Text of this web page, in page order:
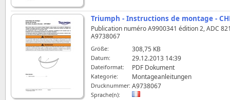
Triumph - Instructions de montage -
Publication numéro A9900341 édition 2, ADC
A9738067
Größe: 308,75 KB
Datum: 29.12.2013 14:39
Dateiformat: PDF Dokument
Kategorie: Montageanleitungen
Drucknummer: A9738067
Sprache(n):